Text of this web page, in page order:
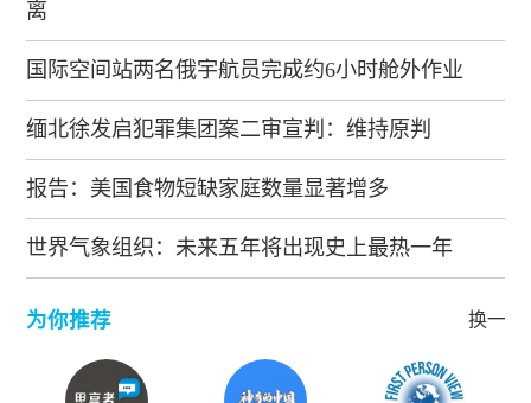
离
国际空间站两名俄宇航员完成约6小时舱外作业
缅北徐发启犯罪集团案二审宣判：维持原判
报告：美国食物短缺家庭数量显著增多
世界气象组织：未来五年将出现史上最热一年
为你推荐 换一批